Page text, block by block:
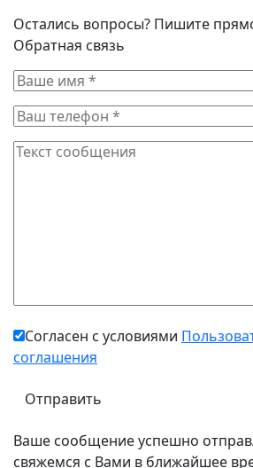
Остались вопросы? Пишите
Обратная связь
Согласен с условиями
соглашения
Ваше сообщение успешно
свяжемся с Вами в ближайшее